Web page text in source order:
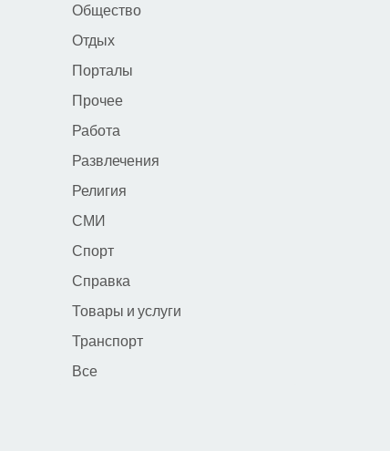
Общество
Отдых
Порталы
Прочее
Работа
Развлечения
Религия
СМИ
Спорт
Справка
Товары и услуги
Транспорт
Все